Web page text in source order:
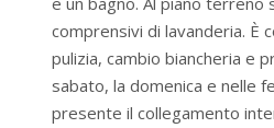
comprensivi di lavanderia. È
pulizia, cambio biancheria e
sabato, la domenica e nelle
presente il collegamento